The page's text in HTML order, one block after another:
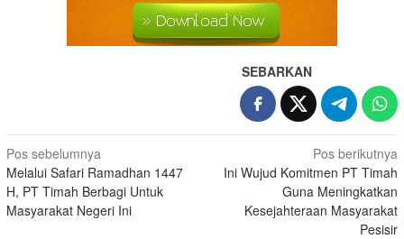
SEBARKAN
Pos sebelumnya
Melalui Safari Ramadhan 1447
H, PT Timah Berbagi Untuk
Masyarakat Negeri Ini
Pos berikutnya
Ini Wujud Komitmen PT Timah
Guna Meningkatkan
Kesejahteraan Masyarakat
Pesisir